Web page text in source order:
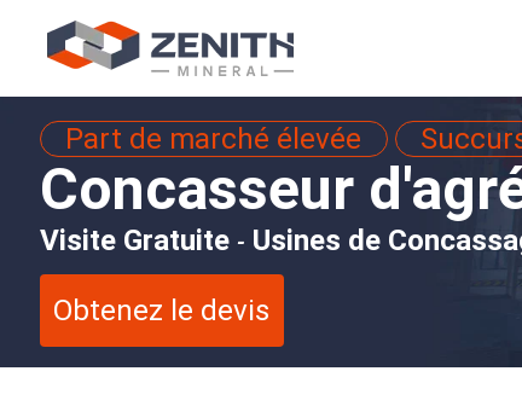
Part de marché élevée
Concasseur
Visite Gratuite- Usines de
Obtenez le devis